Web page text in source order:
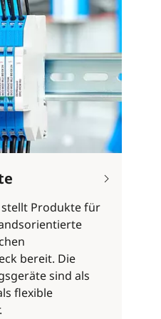
Produkte für
bereit. Die
sind als
flexible